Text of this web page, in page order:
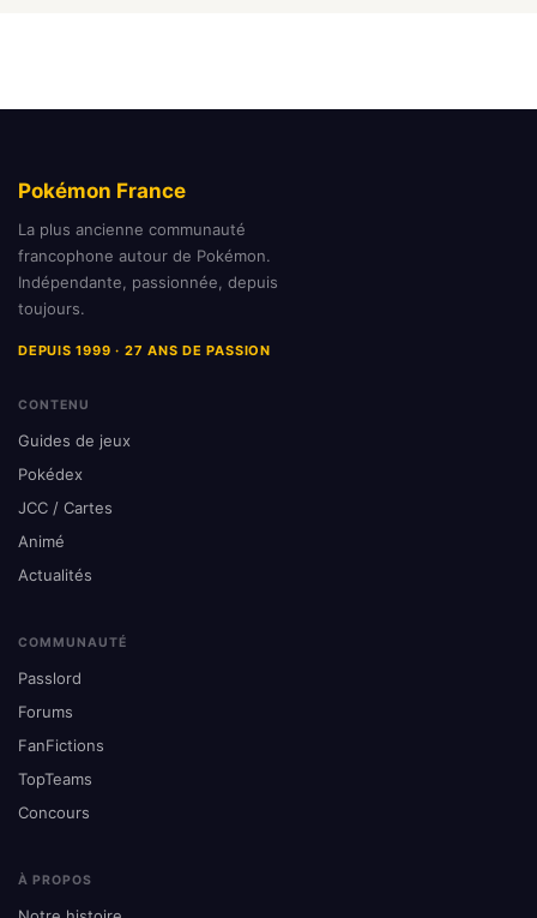
Pokémon France
La plus ancienne communauté
francophone autour de Pokémon.
Indépendante, passionnée, depuis
toujours.
DEPUIS 1999 · 27 ANS DE PASSION
CONTENU
Guides de jeux
Pokédex
JCC / Cartes
Animé
Actualités
COMMUNAUTÉ
Passlord
Forums
FanFictions
TopTeams
Concours
À PROPOS